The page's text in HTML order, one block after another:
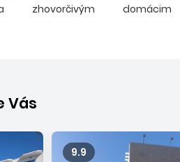
zhovorčivým domácim
objavte ďalšie
destináciami.
aj fakultatívne a
poznávacie
Vás
9.9